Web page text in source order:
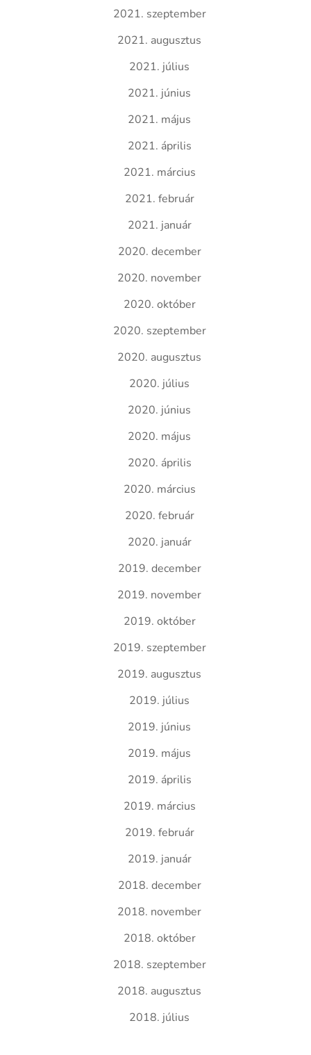
2021. szeptember
2021. augusztus
2021. július
2021. június
2021. május
2021. április
2021. március
2021. február
2021. január
2020. december
2020. november
2020. október
2020. szeptember
2020. augusztus
2020. július
2020. június
2020. május
2020. április
2020. március
2020. február
2020. január
2019. december
2019. november
2019. október
2019. szeptember
2019. augusztus
2019. július
2019. június
2019. május
2019. április
2019. március
2019. február
2019. január
2018. december
2018. november
2018. október
2018. szeptember
2018. augusztus
2018. július